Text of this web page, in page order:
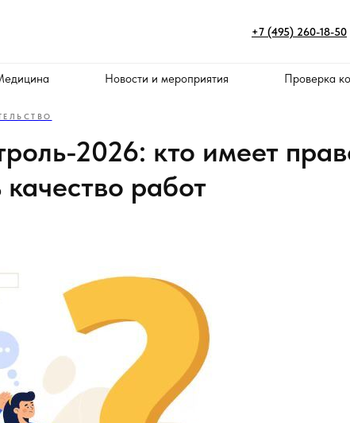
+7 (495) 260-18-50
Новости и мероприятия Проверка
2026: кто имеет
работ